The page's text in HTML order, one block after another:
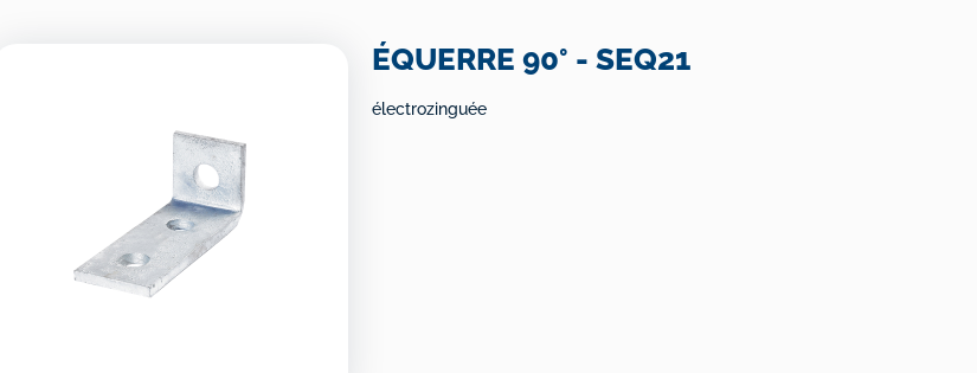
ÉQUERRE 90° - SEQ21
électrozinguée